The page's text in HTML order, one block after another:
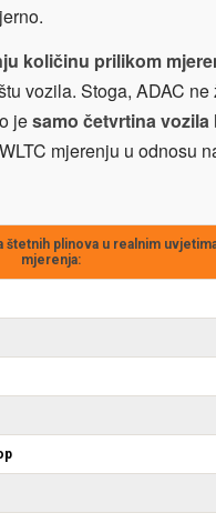
količinu prilikom
vozila. Stoga, ADAC
jesamo četvrtina
mjerenju u odnosu
plinova u realnim
mjerenja: